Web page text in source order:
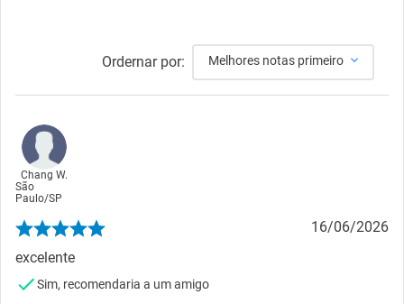
Ordernar por: Melhores notas primeiro
Chang W.
São
Paulo/SP
16/06/2026
excelente
Sim, recomendaria a um amigo